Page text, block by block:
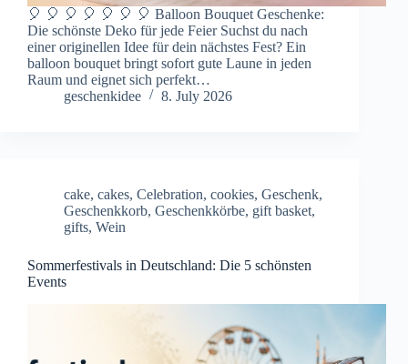
🎈 🎈 🎈 🎈 🎈 🎈 🎈 Balloon Bouquet Geschenke:
Die schönste Deko für jede Feier Suchst du nach
einer originellen Idee für dein nächstes Fest? Ein
balloon bouquet bringt sofort gute Laune in jeden
Raum und eignet sich perfekt…
geschenkidee
8. July 2026
cake, cakes, Celebration, cookies, Geschenk,
Geschenkkorb, Geschenkkörbe, gift basket,
gifts, Wein
Sommerfestivals in Deutschland: Die 5 schönsten
Events